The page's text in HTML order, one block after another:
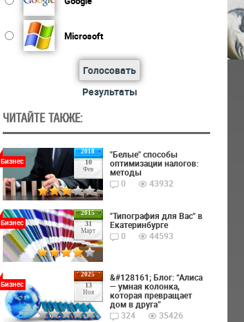
Microsoft
Голосовать
Результаты
ЧИТАЙТЕ ТАКЖЕ:
2018
10
Фев
Бизнес
"Белые" способы
оптимизации налогов:
методы
0
43932
2015
31
Март
Бизнес
"Типография для Вас" в
Екатеринбурге
0
44593
2025
13
Ноя
Бизнес
&#128161; Блог: “Алиса
— умная колонка,
которая превращает
дом в друга”
324
35426